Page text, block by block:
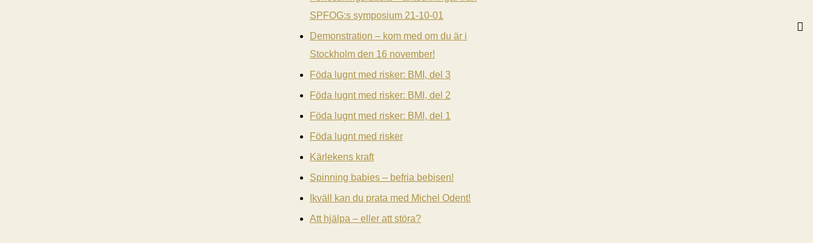
SPFOG:s symposium 21-10-01
Demonstration – kom med om du är i
Stockholm den 16 november!
Föda lugnt med risker: BMI, del 3
Föda lugnt med risker: BMI, del 2
Föda lugnt med risker: BMI, del 1
Föda lugnt med risker
Kärlekens kraft
Spinning babies – befria bebisen!
Ikväll kan du prata med Michel Odent!
Att hjälpa – eller att störa?